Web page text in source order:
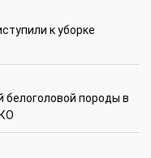
к уборке
породы в